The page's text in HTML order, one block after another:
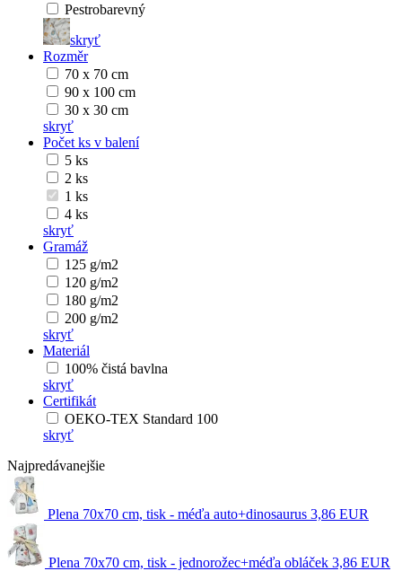
Pestrobarevný
skryť
Rozměr
70 x 70 cm
90 x 100 cm
30 x 30 cm
skryť
Počet ks v balení
5 ks
2 ks
1 ks
4 ks
skryť
Gramáž
125 g/m2
120 g/m2
180 g/m2
200 g/m2
skryť
Materiál
100% čistá bavlna
skryť
Certifikát
OEKO-TEX Standard 100
skryť
Najpredávanejšie
Plena 70x70 cm, tisk - méďa auto+dinosaurus 3,86 EUR
Plena 70x70 cm, tisk - jednorožec+méďa obláček 3,86 EUR